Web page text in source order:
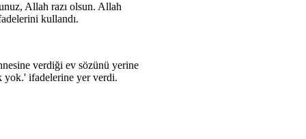
Allah razı olsun. Allah
kullandı.
verdiği ev sözünü yerine
yok.' ifadelerine yer verdi.